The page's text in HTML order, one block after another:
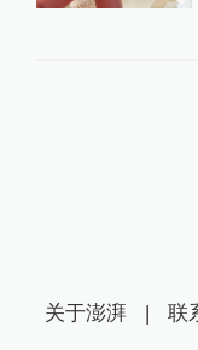
关于澎湃 | 联